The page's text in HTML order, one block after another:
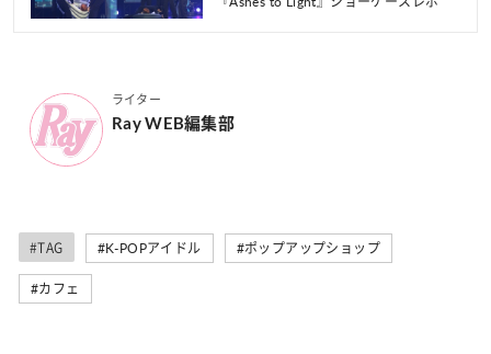
ライター
Ray WEB編集部
#TAG #K-POPアイドル #ポップアップショップ
#カフェ